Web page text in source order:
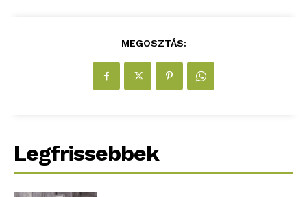
MEGOSZTÁS:
Legfrissebbek